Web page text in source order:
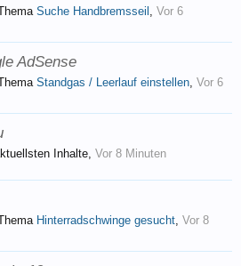
Suche Handbremsseil , Vor 6
AdSense
Standgas / Leerlauf einstellen, Vor 6
Inhalte, Vor 8 Minuten
Hinterradschwinge gesucht, Vor 8